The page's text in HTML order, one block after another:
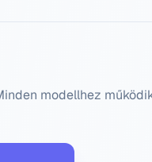
modellhez